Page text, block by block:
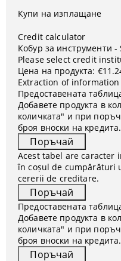
Купи на изплащане
Credit calculator
Кобур за инструменти -
Please select credit
Цена на продукта:
Extraction of
Предоставената
Добавете продукта в
количката" и при
броя вноски на кредита.
Acest tabel are caracter
în coșul de cumpărături
cererii de creditare.
Предоставената
Добавете продукта в
количката" и при
броя вноски на кредита.